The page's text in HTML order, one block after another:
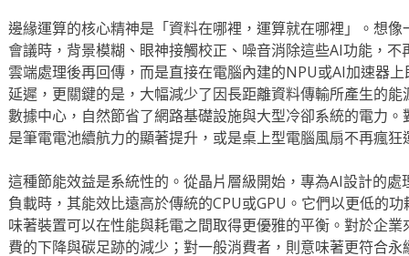
邊緣運算的核心精神是「資料在哪裡，運算就在哪裡」。想
會議時，背景模糊、眼神接觸校正、噪音消除這些AI功能，
雲端處理後再回傳，而是直接在電腦內建的NPU或AI加速器
延遲，更關鍵的是，大幅減少了因長距離資料傳輸所產生的
數據中心，自然節省了網路基礎設施與大型冷卻系統的電力
是筆電電池續航力的顯著提升，或是桌上型電腦風扇不再瘋狂
這種節能效益是系統性的。從晶片層級開始，專為AI設計的
負載時，其能效比遠高於傳統的CPU或GPU。它們以更低的
味著裝置可以在性能與耗電之間取得更優雅的平衡。對於企
費的下降與碳足跡的減少；對一般消費者，則意味著更符合